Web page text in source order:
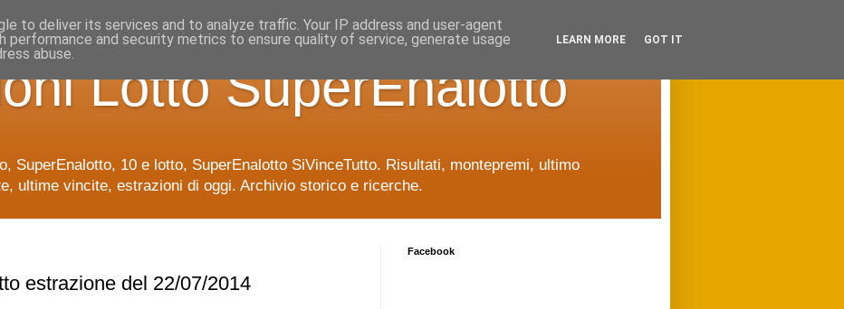
Lotto SuperEnalotto
SuperEnalotto, 10 e lotto, SuperEnalotto SiVinceTutto. Risultati, montepremi, ultimo
ultime vincite, estrazioni di oggi. Archivio storico e ricerche.
estrazione del 22/07/2014
Facebook
to deliver its services and to analyze traffic. Your IP address and user-agent
performance and security metrics to ensure quality of service, generate usage
abuse.
LEARN MORE GOT IT